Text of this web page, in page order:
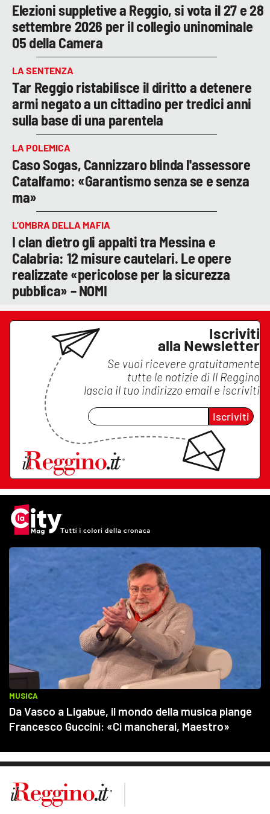
Elezioni suppletive a Reggio, si vota il 27 e 28
settembre 2026 per il collegio uninominale
05 della Camera
LA SENTENZA
Tar Reggio ristabilisce il diritto a detenere
armi negato a un cittadino per tredici anni
sulla base di una parentela
LA POLEMICA
Caso Sogas, Cannizzaro blinda l'assessore
Catalfamo: «Garantismo senza se e senza
ma»
L’OMBRA DELLA MAFIA
I clan dietro gli appalti tra Messina e
Calabria: 12 misure cautelari. Le opere
realizzate «pericolose per la sicurezza
pubblica» – NOMI
Iscriviti
alla Newsletter
Se vuoi ricevere gratuitamente
tutte le notizie di Il Reggino
lascia il tuo indirizzo email e iscriviti
Iscriviti